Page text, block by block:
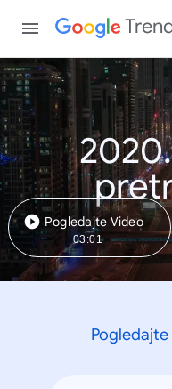
Pogledajte Video
03:01